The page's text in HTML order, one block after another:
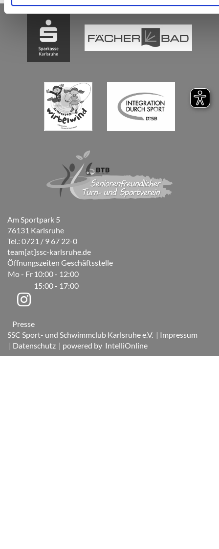
Am Sportpark 5
76131 Karlsruhe
Tel.: 0721 / 9 67 22-0
team[at]ssc-karlsruhe.de
Öffnungszeiten Geschäftsstelle
Mo - Fr 10:00 - 12:00
15:00 - 17:00
Presse
SSC Sport- und Schwimmclub Karlsruhe e.V. | Impressum
| Datenschutz | powered by IntelliOnline